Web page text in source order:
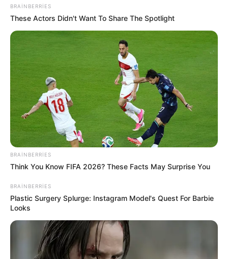
Velosiped sürən beş yaşlı uşaq
0
Paytaxtın bu ərazilərindəqaz olmayacaq
BRAINBERRIES
These Actors Didn't Want To Share The Spotlight
BRAINBERRIES
Think You Know FIFA 2026? These Facts May Surprise You
BRAINBERRIES
Plastic Surgery Splurge: Instagram Model's Quest For Barbie
Looks